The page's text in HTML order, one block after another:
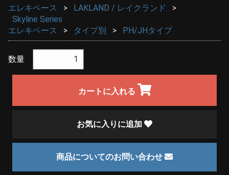
エレキベース
LAKLAND / レイクランド
Skyline Series
エレキベース
タイプ別 PH/JHタイプ
数量
カートに入れる
お気に入りに追加
商品についてのお問い合わせ